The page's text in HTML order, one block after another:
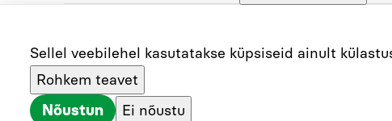
Lehe eest vastutab
Piia Tuule
piia.tuule@luts.ee
Sellel veebilehel kasutatakse küpsiseid ainult
Rohkem teavet
Nõustun Ei nõustu